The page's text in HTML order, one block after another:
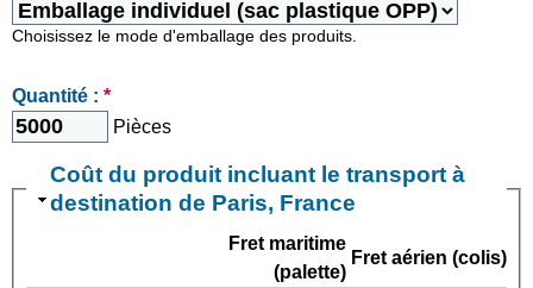
Choisissez le mode d'emballage des produits.
Quantité : *
Pièces
Coût du produit incluant le transport à
destination de Paris, France
Fret maritime
(palette)
Fret aérien (colis)